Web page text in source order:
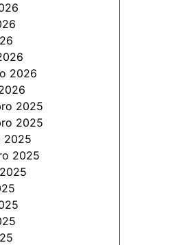
2026
2025
2025
2025
2025